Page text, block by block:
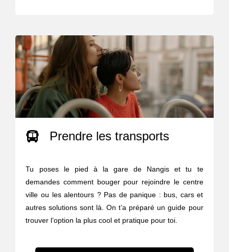
Prendre les transports
Tu poses le pied à la gare de Nangis et tu te
demandes comment bouger pour rejoindre le centre
ville ou les alentours ? Pas de panique : bus, cars et
autres solutions sont là. On t’a préparé un guide pour
trouver l’option la plus cool et pratique pour toi.